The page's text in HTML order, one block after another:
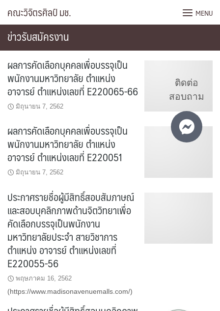
content
คณะวิจิตรศิลป์ มช. MENU
ข่าวรับสมัครงาน
ผลการคัดเลือกบุคคลเพื่อบรรจุเป็น
พนักงานมหาวิทยาลัย ตำแหน่ง
อาจารย์ ตำแหน่งเลขที่ E220065-66
มิถุนายน 7, 2562
ผลการคัดเลือกบุคคลเพื่อบรรจุเป็น
พนักงานมหาวิทยาลัย ตำแหน่ง
อาจารย์ ตำแหน่งเลขที่ E220051
มิถุนายน 7, 2562
ประกาศรายชื่อผู้มีสิทธิ์สอบสัมภาษณ์
และสอบบุคลิกภาพด้านจิตวิทยาเพื่อ
คัดเลือกบรรจุเป็นพนักงาน
มหาวิทยาลัยประจำ สายวิชาการ
ตำแหน่ง อาจารย์ ตำแหน่งเลขที่
E220055-56
พฤษภาคม 16, 2562
(https://www.madisonavenuemalls.com/)
ติดต่อ
สอบถาม